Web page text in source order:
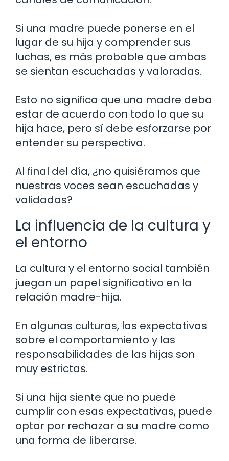
Si una madre puede ponerse en el
lugar de su hija y comprender sus
luchas, es más probable que ambas
se sientan escuchadas y valoradas.
Esto no significa que una madre deba
estar de acuerdo con todo lo que su
hija hace, pero sí debe esforzarse por
entender su perspectiva.
Al final del día, ¿no quisiéramos que
nuestras voces sean escuchadas y
validadas?
La influencia de la cultura y
el entorno
La cultura y el entorno social también
juegan un papel significativo en la
relación madre-hija.
En algunas culturas, las expectativas
sobre el comportamiento y las
responsabilidades de las hijas son
muy estrictas.
Si una hija siente que no puede
cumplir con esas expectativas, puede
optar por rechazar a su madre como
una forma de liberarse.